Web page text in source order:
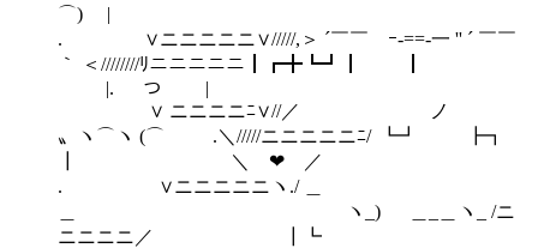
⌒) |
. ∨ニニニニニ∨/////,＞ ´￣￣ ｰ-==-一 '' ´ ￣￣
｀ ＜////////ﾘニニニニニ┃┏╋┗┛┃ ┃
|. つ |
∨ ニニニニﾆ∨//／ ノ
〟ヽ⌒ヽ (⌒ .＼/////ニニニニニﾆ/ ┗┛ ┣┓
┃ ＼ ❤ ／
. ∨ニニニニニヽ./ ＿
＿ ヽ_) ＿_＿ヽ_ /ニ
ニニニニ／ ┃┗